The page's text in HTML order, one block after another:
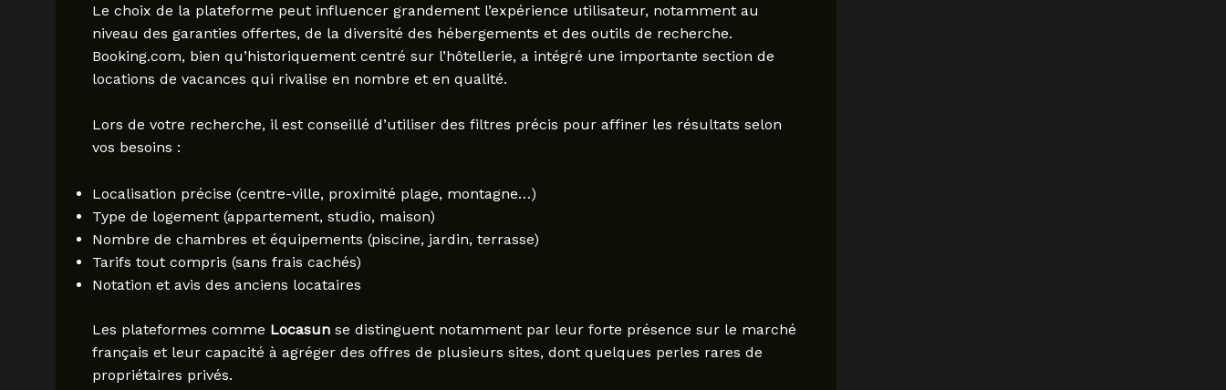
Le choix de la plateforme peut influencer grandement l’expérience utilisateur, notamment au
niveau des garanties offertes, de la diversité des hébergements et des outils de recherche.
Booking.com, bien qu’historiquement centré sur l’hôtellerie, a intégré une importante section de
locations de vacances qui rivalise en nombre et en qualité.
Lors de votre recherche, il est conseillé d’utiliser des filtres précis pour affiner les résultats selon
vos besoins :
Localisation précise (centre-ville, proximité plage, montagne…)
Type de logement (appartement, studio, maison)
Nombre de chambres et équipements (piscine, jardin, terrasse)
Tarifs tout compris (sans frais cachés)
Notation et avis des anciens locataires
Les plateformes comme Locasunse distinguent notamment par leur forte présence sur le marché
français et leur capacité à agréger des offres de plusieurs sites, dont quelques perles rares de
propriétaires privés.